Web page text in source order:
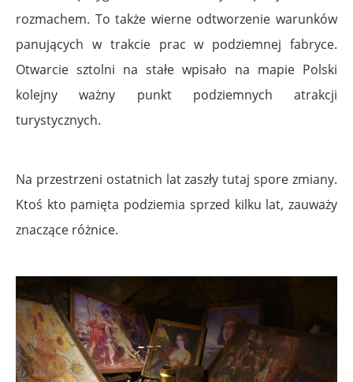
rozmachem. To także wierne odtworzenie warunków
panujących w trakcie prac w podziemnej fabryce.
Otwarcie sztolni na stałe wpisało na mapie Polski
kolejny ważny punkt podziemnych atrakcji
turystycznych.
Na przestrzeni ostatnich lat zaszły tutaj spore zmiany.
Ktoś kto pamięta podziemia sprzed kilku lat, zauważy
znaczące różnice.